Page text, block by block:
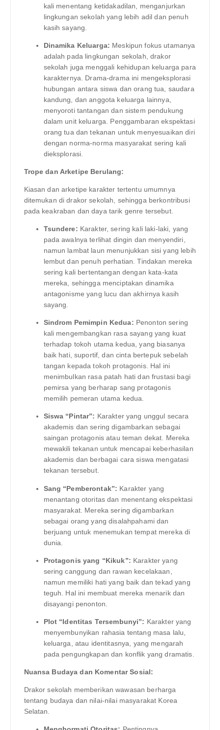
kali menentang ketidakadilan, menganjurkan
lingkungan sekolah yang lebih adil dan penuh
kasih sayang.
Dinamika Keluarga: Meskipun fokus utamanya
adalah pada lingkungan sekolah, drakor
sekolah juga menggali kehidupan keluarga para
karakternya. Drama-drama ini mengeksplorasi
hubungan antara siswa dan orang tua, saudara
kandung, dan anggota keluarga lainnya,
menyoroti tantangan dan sistem pendukung
dalam unit keluarga. Penggambaran ekspektasi
orang tua dan tekanan untuk menyesuaikan diri
dengan norma-norma masyarakat sering kali
dieksplorasi.
Trope dan Arketipe Berulang:
Kiasan dan arketipe karakter tertentu umumnya
ditemukan di drakor sekolah, sehingga berkontribusi
pada keakraban dan daya tarik genre tersebut.
Tsundere: Karakter, sering kali laki-laki, yang
pada awalnya terlihat dingin dan menyendiri,
namun lambat laun menunjukkan sisi yang lebih
lembut dan penuh perhatian. Tindakan mereka
sering kali bertentangan dengan kata-kata
mereka, sehingga menciptakan dinamika
antagonisme yang lucu dan akhirnya kasih
sayang.
Sindrom Pemimpin Kedua: Penonton sering
kali mengembangkan rasa sayang yang kuat
terhadap tokoh utama kedua, yang biasanya
baik hati, suportif, dan cinta bertepuk sebelah
tangan kepada tokoh protagonis. Hal ini
menimbulkan rasa patah hati dan frustasi bagi
pemirsa yang berharap sang protagonis
memilih pemeran utama kedua.
Siswa “Pintar”: Karakter yang unggul secara
akademis dan sering digambarkan sebagai
saingan protagonis atau teman dekat. Mereka
mewakili tekanan untuk mencapai keberhasilan
akademis dan berbagai cara siswa mengatasi
tekanan tersebut.
Sang “Pemberontak”: Karakter yang
menantang otoritas dan menentang ekspektasi
masyarakat. Mereka sering digambarkan
sebagai orang yang disalahpahami dan
berjuang untuk menemukan tempat mereka di
dunia.
Protagonis yang “Kikuk”: Karakter yang
sering canggung dan rawan kecelakaan,
namun memiliki hati yang baik dan tekad yang
teguh. Hal ini membuat mereka menarik dan
disayangi penonton.
Plot “Identitas Tersembunyi”: Karakter yang
menyembunyikan rahasia tentang masa lalu,
keluarga, atau identitasnya, yang mengarah
pada pengungkapan dan konflik yang dramatis.
Nuansa Budaya dan Komentar Sosial:
Drakor sekolah memberikan wawasan berharga
tentang budaya dan nilai-nilai masyarakat Korea
Selatan.